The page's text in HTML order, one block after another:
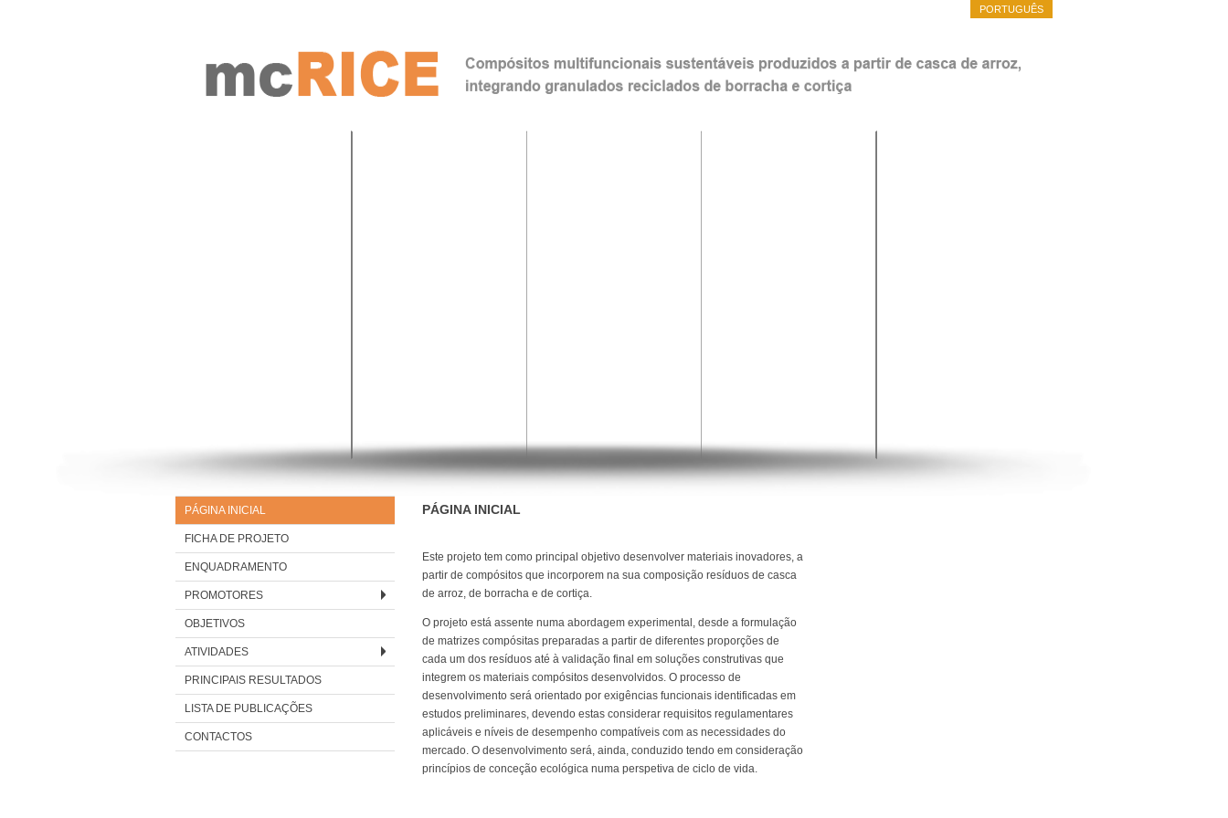
PORTUGUÊS
PÁGINA INICIAL
FICHA DE PROJETO
ENQUADRAMENTO
PROMOTORES
OBJETIVOS
ATIVIDADES
PRINCIPAIS RESULTADOS
LISTA DE PUBLICAÇÕES
CONTACTOS
PÁGINA INICIAL
Este projeto tem como principal objetivo desenvolver materiais inovadores, a
partir de compósitos que incorporem na sua composição resíduos de casca
de arroz, de borracha e de cortiça.
O projeto está assente numa abordagem experimental, desde a formulação
de matrizes compósitas preparadas a partir de diferentes proporções de
cada um dos resíduos até à validação final em soluções construtivas que
integrem os materiais compósitos desenvolvidos. O processo de
desenvolvimento será orientado por exigências funcionais identificadas em
estudos preliminares, devendo estas considerar requisitos regulamentares
aplicáveis e níveis de desempenho compatíveis com as necessidades do
mercado. O desenvolvimento será, ainda, conduzido tendo em consideração
princípios de conceção ecológica numa perspetiva de ciclo de vida.